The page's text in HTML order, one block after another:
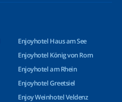
Enjoyhotel Haus am See
Enjoyhotel König von Rom
Enjoyhotel am Rhein
Enjoyhotel Greetsiel
Enjoy Weinhotel Veldenz